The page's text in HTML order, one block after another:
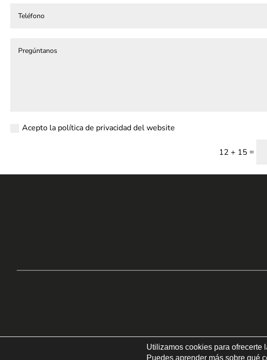
Acepto la política de privacidad del website
12 + 15 =
Utilizamos cookies para ofrecerte
Puedes aprender más sobre qué